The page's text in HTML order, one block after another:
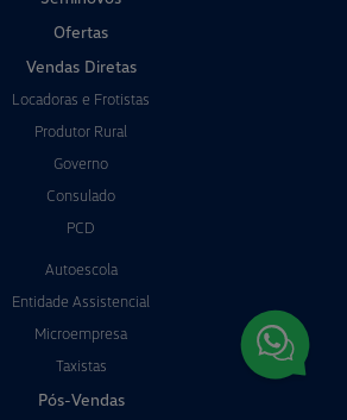
Ofertas
Vendas Diretas
Locadoras e Frotistas
Produtor Rural
Governo
Consulado
PCD
Autoescola
Entidade Assistencial
Microempresa
Taxistas
Pós-Vendas